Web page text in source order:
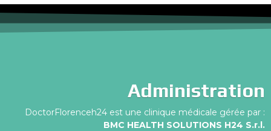
Administration
DoctorFlorenceh24 est une clinique médicale gérée par :
BMC HEALTH SOLUTIONS H24 S.r.l.